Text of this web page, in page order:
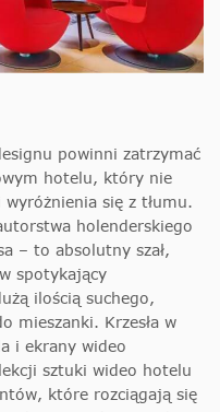
powinni zatrzymać
hotelu, który nie
wyróżnienia się z tłumu.
holenderskiego
– to absolutny szał,
spotykający
ilością suchego,
mieszanki. Krzesła w
i ekrany wideo
sztuki wideo hotelu
które rozciągają się